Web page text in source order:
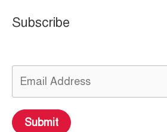
Subscribe
Submit